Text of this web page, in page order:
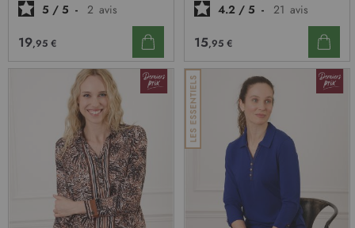
5 / 5 - 2 avis
19,95 €
4.2 / 5 - 21 avis
15,95 €